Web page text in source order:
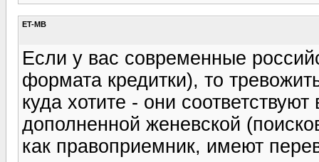
ET-MB
Если у вас современные
формата кредитки), то
куда хотите - они
дополненной женевской
как правоприемник, имеют